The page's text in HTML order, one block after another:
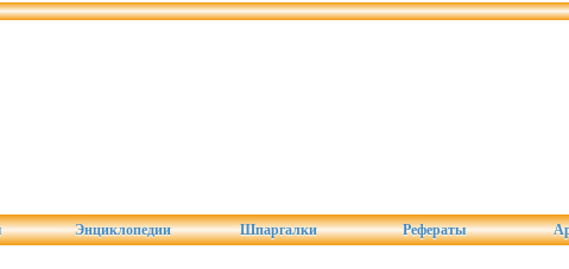
Энциклопедии Шпаргалки Рефераты